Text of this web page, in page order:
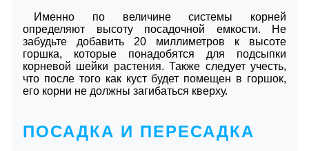
Именно по величине системы корней
определяют высоту посадочной емкости. Не
забудьте добавить 20 миллиметров к высоте
горшка, которые понадобятся для подсыпки
корневой шейки растения. Также следует учесть,
что после того как куст будет помещен в горшок,
его корни не должны загибаться кверху.
ПОСАДКА И ПЕРЕСАДКА